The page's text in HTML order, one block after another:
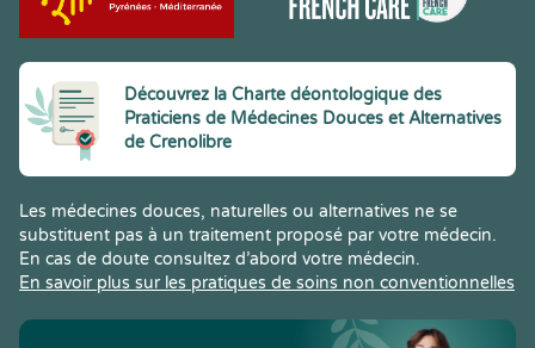
Découvrez la Charte déontologique des
Praticiens de Médecines Douces et Alternatives
de Crenolibre
Les médecines douces, naturelles ou alternatives ne se
substituent pas à un traitement proposé par votre médecin.
En cas de doute consultez d’abord votre médecin.
En savoir plus sur les pratiques de soins non conventionnelles